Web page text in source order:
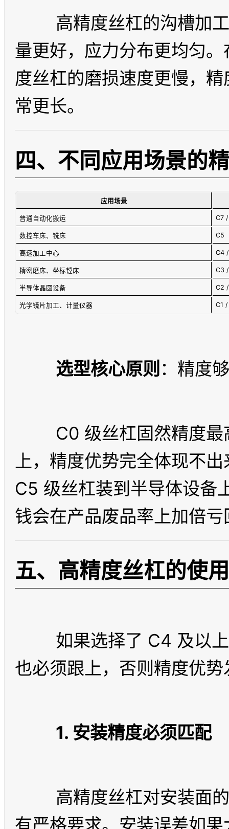
量更好，应力分布更均匀
度丝杠的磨损速度更慢，
四、不同应用场景的
应用场景
普通自动化搬运 C7
数控车床、铣床 C5
高速加工中心 C4
精密磨床、坐标镗床 C3
半导体晶圆设备 C2
光学镜片加工、计量仪器 C1
选型核心原则
上，精度优势完全体现不
C5 级丝杠装到半导体设备
五、高精度丝杠的使
1. 安装精度必须匹配
有严格要求。安装误差如